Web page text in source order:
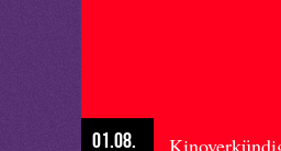
01.08.